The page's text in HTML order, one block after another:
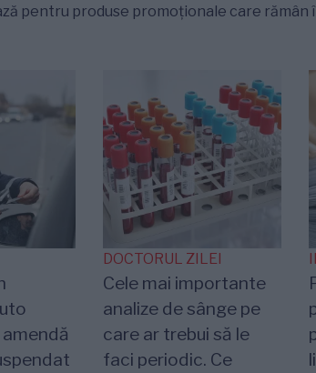
pentru produse promoționale care
DOCTORUL ZILEI
Cele mai importante
analize de sânge pe
care ar trebui să le
faci periodic. Ce